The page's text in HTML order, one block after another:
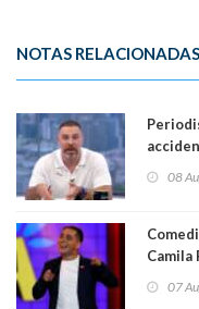
NOTAS RELACIONADAS
08
Camila
forma
07